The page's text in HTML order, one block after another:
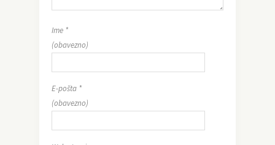
Ime *
(obavezno)
E-pošta *
(obavezno)